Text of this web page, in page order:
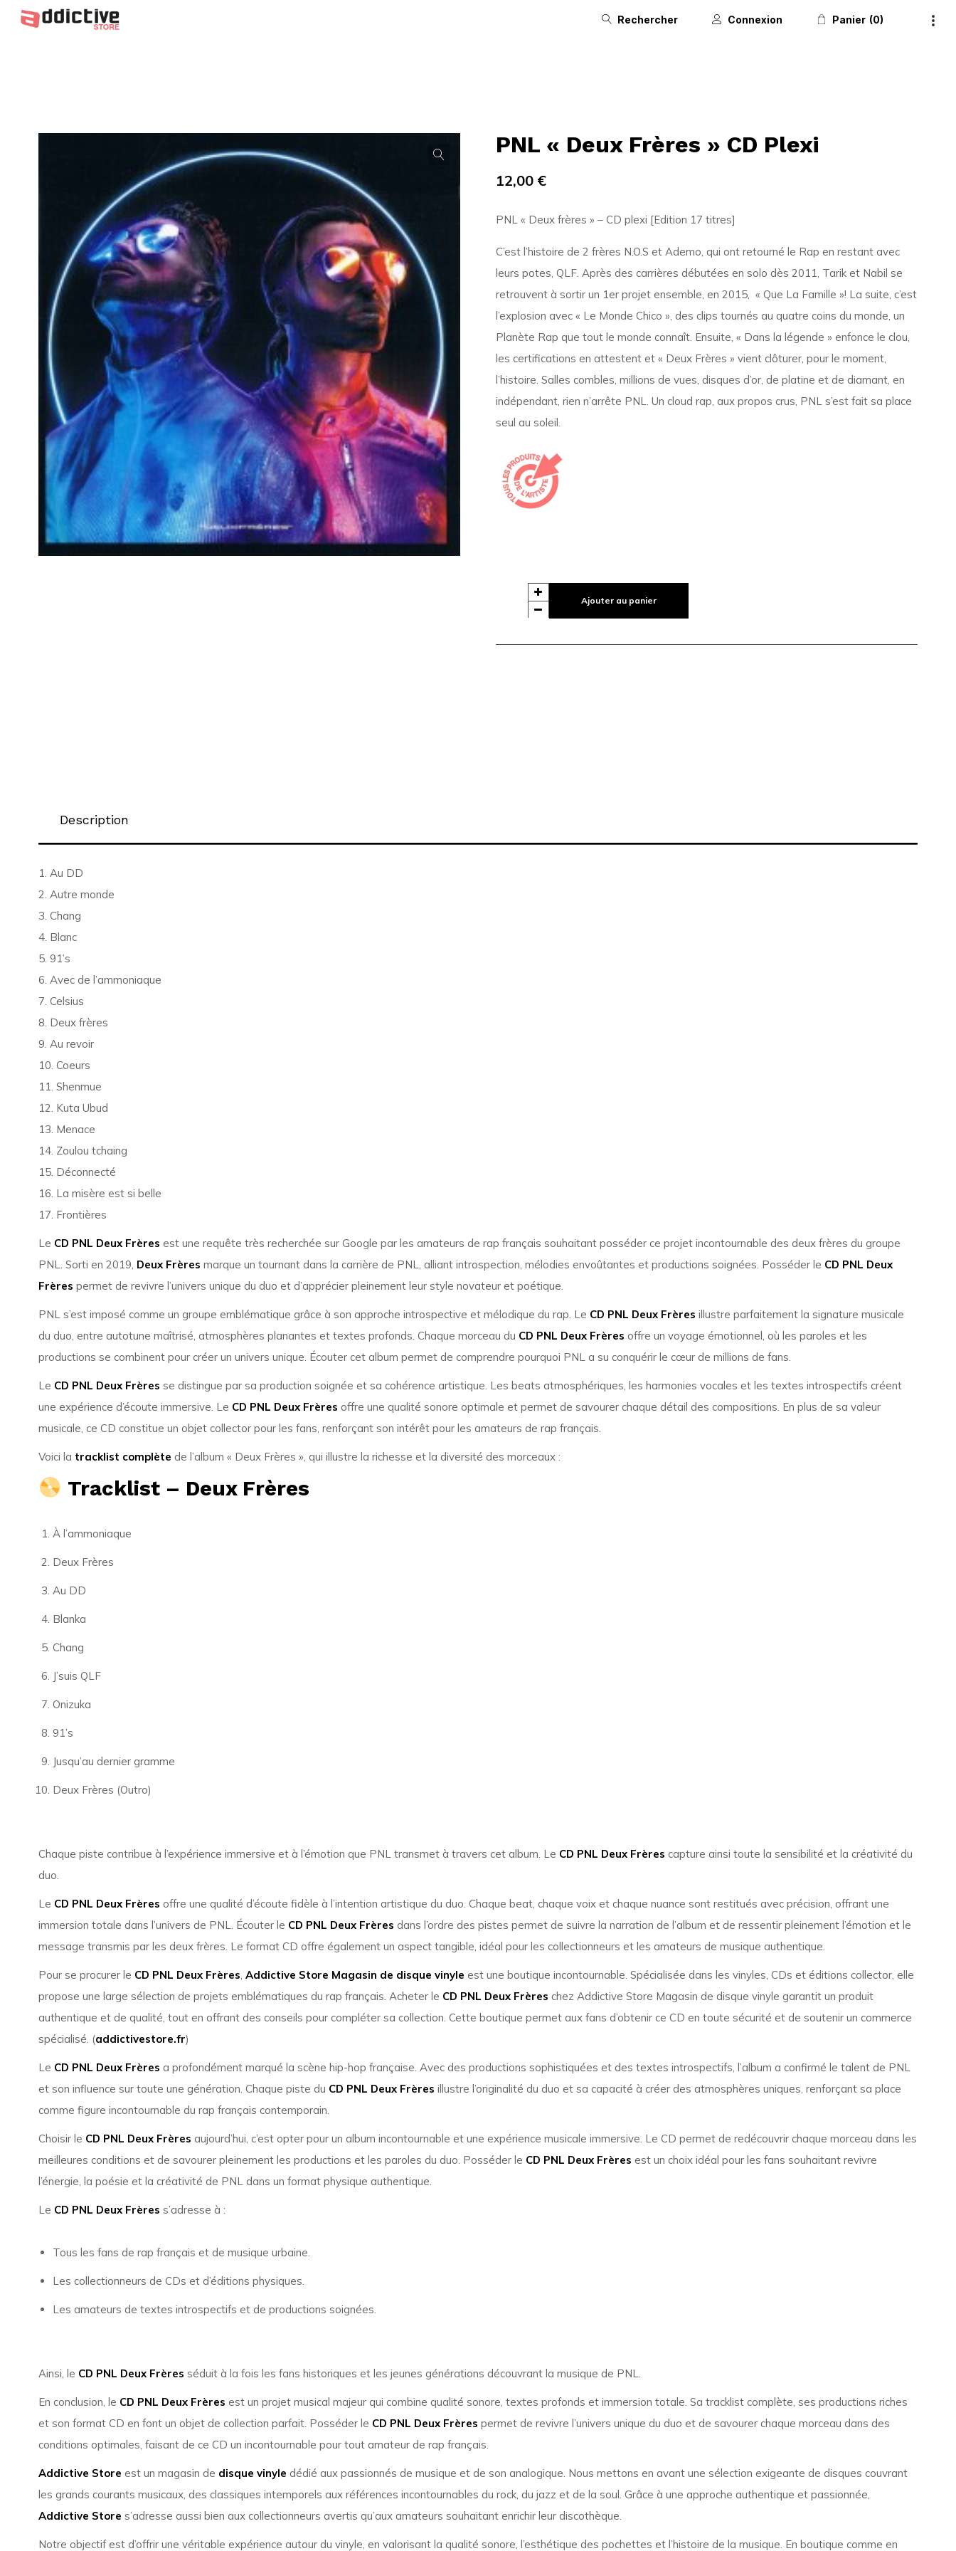
Rechercher Connexion Panier 0
PNL « Deux Frères » CD Plexi
12,00 €
PNL « Deux frères » – CD plexi [Edition 17 titres]
C’est l’histoire de 2 frères N.O.S et Ademo, qui ont retourné le Rap en restant avec
leurs potes, QLF. Après des carrières débutées en solo dès 2011, Tarik et Nabil se
retrouvent à sortir un 1er projet ensemble, en 2015, « Que La Famille »! La suite, c’est
l’explosion avec « Le Monde Chico », des clips tournés au quatre coins du monde, un
Planète Rap que tout le monde connaît. Ensuite, « Dans la légende » enfonce le clou,
les certifications en attestent et « Deux Frères » vient clôturer, pour le moment,
l’histoire. Salles combles, millions de vues, disques d’or, de platine et de diamant, en
indépendant, rien n’arrête PNL. Un cloud rap, aux propos crus, PNL s’est fait sa place
seul au soleil.
Ajouter au panier
Description
1. Au DD
2. Autre monde
3. Chang
4. Blanc
5. 91’s
6. Avec de l’ammoniaque
7. Celsius
8. Deux frères
9. Au revoir
10. Coeurs
11. Shenmue
12. Kuta Ubud
13. Menace
14. Zoulou tchaing
15. Déconnecté
16. La misère est si belle
17. Frontières
Le CD PNL Deux Frères est une requête très recherchée sur Google par les amateurs de rap français souhaitant posséder ce projet incontournable des deux frères du groupe
PNL. Sorti en 2019, Deux Frères marque un tournant dans la carrière de PNL, alliant introspection, mélodies envoûtantes et productions soignées. Posséder le CD PNL Deux
Frères permet de revivre l’univers unique du duo et d’apprécier pleinement leur style novateur et poétique.
PNL s’est imposé comme un groupe emblématique grâce à son approche introspective et mélodique du rap. Le CD PNL Deux Frères illustre parfaitement la signature musicale
du duo, entre autotune maîtrisé, atmosphères planantes et textes profonds. Chaque morceau du CD PNL Deux Frères offre un voyage émotionnel, où les paroles et les
productions se combinent pour créer un univers unique. Écouter cet album permet de comprendre pourquoi PNL a su conquérir le cœur de millions de fans.
Le CD PNL Deux Frères se distingue par sa production soignée et sa cohérence artistique. Les beats atmosphériques, les harmonies vocales et les textes introspectifs créent
une expérience d’écoute immersive. Le CD PNL Deux Frères offre une qualité sonore optimale et permet de savourer chaque détail des compositions. En plus de sa valeur
musicale, ce CD constitue un objet collector pour les fans, renforçant son intérêt pour les amateurs de rap français.
Voici la tracklist complète de l’album « Deux Frères », qui illustre la richesse et la diversité des morceaux :
Tracklist – Deux Frères
À l’ammoniaque
Deux Frères
Au DD
Blanka
Chang
J’suis QLF
Onizuka
91’s
Jusqu’au dernier gramme
Deux Frères (Outro)
Chaque piste contribue à l’expérience immersive et à l’émotion que PNL transmet à travers cet album. Le CD PNL Deux Frères capture ainsi toute la sensibilité et la créativité du
duo.
Le CD PNL Deux Frères offre une qualité d’écoute fidèle à l’intention artistique du duo. Chaque beat, chaque voix et chaque nuance sont restitués avec précision, offrant une
immersion totale dans l’univers de PNL. Écouter le CD PNL Deux Frères dans l’ordre des pistes permet de suivre la narration de l’album et de ressentir pleinement l’émotion et le
message transmis par les deux frères. Le format CD offre également un aspect tangible, idéal pour les collectionneurs et les amateurs de musique authentique.
Pour se procurer le CD PNL Deux Frères, Addictive Store Magasin de disque vinyle est une boutique incontournable. Spécialisée dans les vinyles, CDs et éditions collector, elle
propose une large sélection de projets emblématiques du rap français. Acheter le CD PNL Deux Frères chez Addictive Store Magasin de disque vinyle garantit un produit
authentique et de qualité, tout en offrant des conseils pour compléter sa collection. Cette boutique permet aux fans d’obtenir ce CD en toute sécurité et de soutenir un commerce
spécialisé. (addictivestore.fr)
Le CD PNL Deux Frères a profondément marqué la scène hip-hop française. Avec des productions sophistiquées et des textes introspectifs, l’album a confirmé le talent de PNL
et son influence sur toute une génération. Chaque piste du CD PNL Deux Frères illustre l’originalité du duo et sa capacité à créer des atmosphères uniques, renforçant sa place
comme figure incontournable du rap français contemporain.
Choisir le CD PNL Deux Frères aujourd’hui, c’est opter pour un album incontournable et une expérience musicale immersive. Le CD permet de redécouvrir chaque morceau dans les
meilleures conditions et de savourer pleinement les productions et les paroles du duo. Posséder le CD PNL Deux Frères est un choix idéal pour les fans souhaitant revivre
l’énergie, la poésie et la créativité de PNL dans un format physique authentique.
Le CD PNL Deux Frères s’adresse à :
Tous les fans de rap français et de musique urbaine.
Les collectionneurs de CDs et d’éditions physiques.
Les amateurs de textes introspectifs et de productions soignées.
Ainsi, le CD PNL Deux Frères séduit à la fois les fans historiques et les jeunes générations découvrant la musique de PNL.
En conclusion, le CD PNL Deux Frères est un projet musical majeur qui combine qualité sonore, textes profonds et immersion totale. Sa tracklist complète, ses productions riches
et son format CD en font un objet de collection parfait. Posséder le CD PNL Deux Frères permet de revivre l’univers unique du duo et de savourer chaque morceau dans des
conditions optimales, faisant de ce CD un incontournable pour tout amateur de rap français.
Addictive Store est un magasin de disque vinyle dédié aux passionnés de musique et de son analogique. Nous mettons en avant une sélection exigeante de disques couvrant
les grands courants musicaux, des classiques intemporels aux références incontournables du rock, du jazz et de la soul. Grâce à une approche authentique et passionnée,
Addictive Store s’adresse aussi bien aux collectionneurs avertis qu’aux amateurs souhaitant enrichir leur discothèque.
Notre objectif est d’offrir une véritable expérience autour du vinyle, en valorisant la qualité sonore, l’esthétique des pochettes et l’histoire de la musique. En boutique comme en